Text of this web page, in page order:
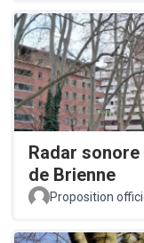
Radar
de Brienne
Proposition